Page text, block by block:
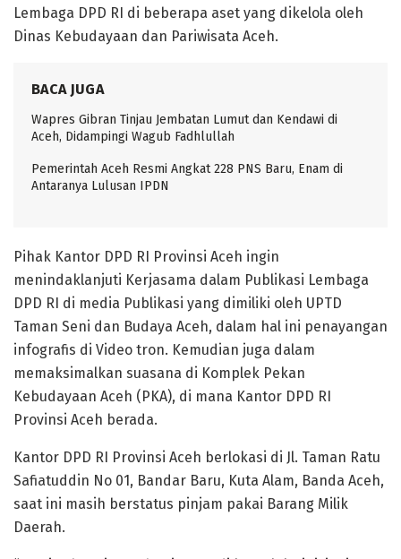
Lembaga DPD RI di beberapa aset yang dikelola oleh
Dinas Kebudayaan dan Pariwisata Aceh.
BACA JUGA
Wapres Gibran Tinjau Jembatan Lumut dan Kendawi di
Aceh, Didampingi Wagub Fadhlullah
Pemerintah Aceh Resmi Angkat 228 PNS Baru, Enam di
Antaranya Lulusan IPDN
Pihak Kantor DPD RI Provinsi Aceh ingin
menindaklanjuti Kerjasama dalam Publikasi Lembaga
DPD RI di media Publikasi yang dimiliki oleh UPTD
Taman Seni dan Budaya Aceh, dalam hal ini penayangan
infografis di Video tron. Kemudian juga dalam
memaksimalkan suasana di Komplek Pekan
Kebudayaan Aceh (PKA), di mana Kantor DPD RI
Provinsi Aceh berada.
Kantor DPD RI Provinsi Aceh berlokasi di Jl. Taman Ratu
Safiatuddin No 01, Bandar Baru, Kuta Alam, Banda Aceh,
saat ini masih berstatus pinjam pakai Barang Milik
Daerah.